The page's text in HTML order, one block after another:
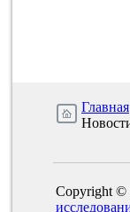
Главная
Copyright ©